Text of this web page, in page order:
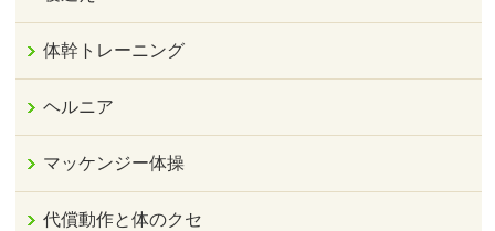
体幹トレーニング
ヘルニア
マッケンジー体操
代償動作と体のクセ